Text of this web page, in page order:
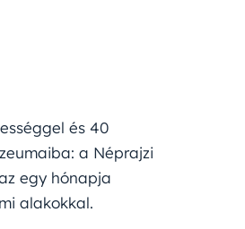
és 40
a Néprajzi
egy hónapja
alakokkal.